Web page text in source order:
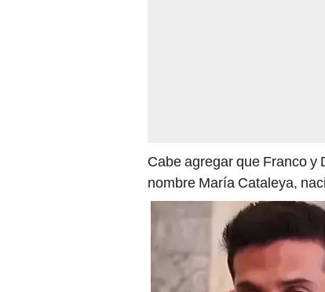
Cabe agregar que Franco y
nombre María Cataleya,